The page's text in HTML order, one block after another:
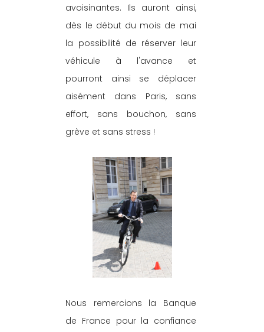
avoisinantes. Ils auront ainsi,
dès le début du mois de mai
la possibilité de réserver leur
véhicule à l'avance et
pourront ainsi se déplacer
aisément dans Paris, sans
effort, sans bouchon, sans
grève et sans stress !
Nous remercions la Banque
de France pour la confiance